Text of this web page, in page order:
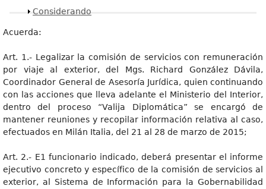
Mostrar
Considerando
Acuerda:
Art. 1.- Legalizar la comisión de servicios con remuneración
por viaje al exterior, del Mgs. Richard González Dávila,
Coordinador General de Asesoría Jurídica, quien continuando
con las acciones que lleva adelante el Ministerio del Interior,
dentro del proceso “Valija Diplomática” se encargó de
mantener reuniones y recopilar información relativa al caso,
efectuados en Milán Italia, del 21 al 28 de marzo de 2015;
Art. 2.- E1 funcionario indicado, deberá presentar el informe
ejecutivo concreto y específico de la comisión de servicios al
exterior, al Sistema de Información para la Gobernabilidad